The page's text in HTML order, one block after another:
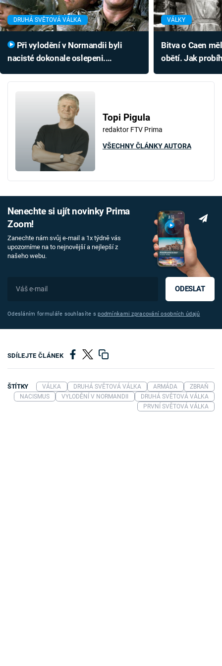
DRUHÁ SVĚTOVÁ VÁLKA
nacisté dokonale oslepeni.
VÁLKY
Bitva o Caen
obětí. Jak
Topi Pigula
redaktor FTV Prima
VŠECHNY ČLÁNKY AUTORA
Nenechte si ujít novinky Prima
Zoom!
Zanechte nám svůj e-mail a 1x týdně vás
upozorníme na to nejnovější a nejlepší z
našeho webu.
ODESLAT
Odesláním formuláře souhlasíte spodmínkami zpracování osobních údajů
SDÍLEJTE ČLÁNEK
ŠTÍTKY VÁLKA DRUHÁ SVĚTOVÁ VÁLKA ARMÁDA
ZBRAŇ
NACISMUS
VYLODĚNÍ V NORMANDII
DRUHÁ SVĚTOVÁ VÁLKA
PRVNÍ SVĚTOVÁ VÁLKA